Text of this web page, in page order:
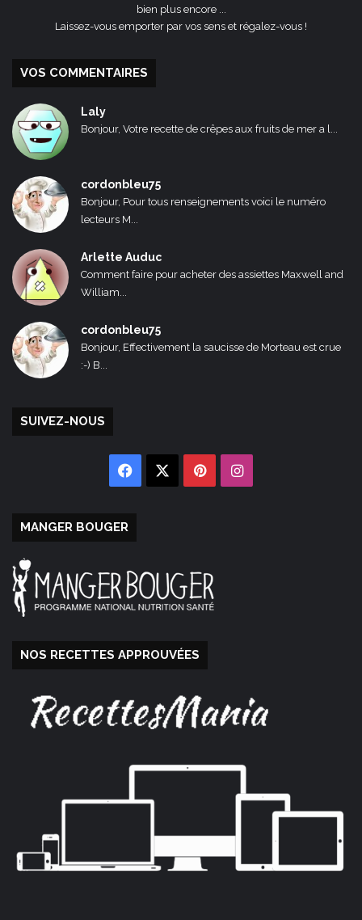
bien plus encore ...
Laissez-vous emporter par vos sens et régalez-vous !
VOS COMMENTAIRES
Laly
Bonjour, Votre recette de crêpes aux fruits de mer a l...
cordonbleu75
Bonjour, Pour tous renseignements voici le numéro
lecteurs M...
Arlette Auduc
Comment faire pour acheter des assiettes Maxwell and
William...
cordonbleu75
Bonjour, Effectivement la saucisse de Morteau est crue
:-) B...
SUIVEZ-NOUS
Facebook PinterestInstagram
MANGER BOUGER
NOS RECETTES APPROUVÉES